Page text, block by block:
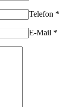
Telefon *
E-Mail *